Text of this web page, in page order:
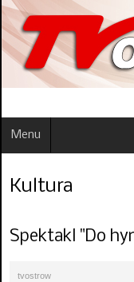
Menu
Kultura
Spektakl "Do
tvostrow